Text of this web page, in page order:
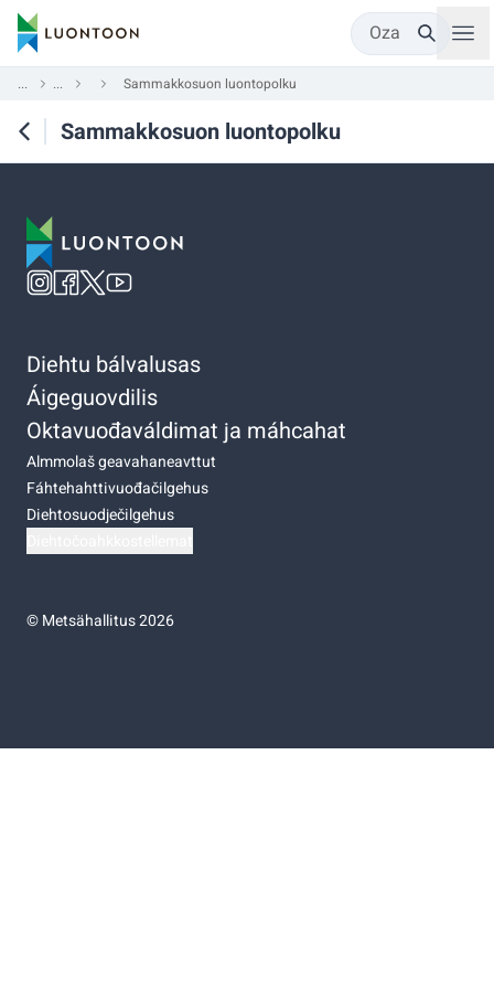
Oza
... ... Sammakkosuon luontopolku
Sammakkosuon luontopolku
Diehtu bálvalusas
Áigeguovdilis
Oktavuođaváldimat ja máhcahat
Almmolaš geavahaneavttut
Fáhtehahttivuođačilgehus
Diehtosuodječilgehus
©Metsähallitus 2026